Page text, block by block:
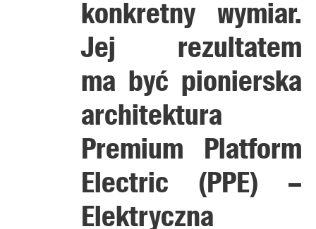
konkretny wymiar.
Jej rezultatem
ma być pionierska
architektura
Premium Platform
Electric (PPE) –
Elektryczna